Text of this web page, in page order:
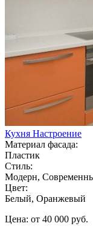
Кухня Настроение
Материал фасада:
Пластик
Стиль:
Модерн,
Цвет:
Белый, Оранжевый
Цена: от 40 000 руб.